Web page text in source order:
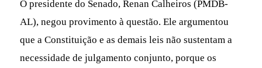
O presidente do Senado, Renan Calheiros (PMDB-
AL), negou provimento à questão. Ele argumentou
que a Constituição e as demais leis não sustentam a
necessidade de julgamento conjunto, porque os